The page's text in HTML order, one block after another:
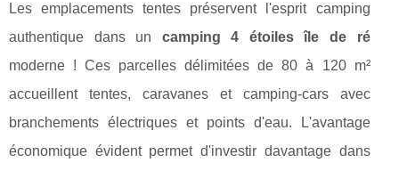
Les emplacements tentes préservent l'esprit camping
authentique dans un camping 4 étoiles île de ré
moderne ! Ces parcelles délimitées de 80 à 120 m²
accueillent tentes, caravanes et camping-cars avec
branchements électriques et points d'eau. L'avantage
économique évident permet d'investir davantage dans